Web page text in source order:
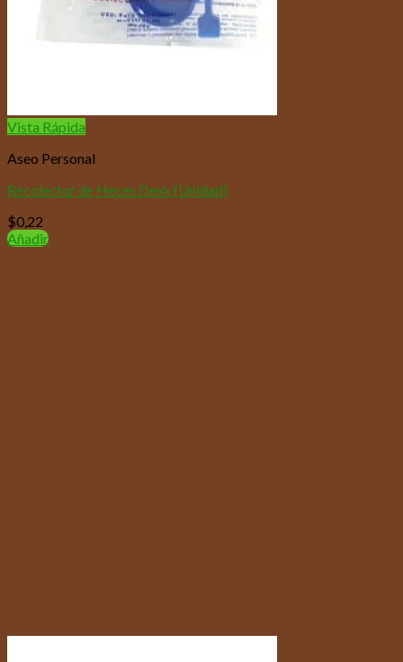
Vista Rápida
Aseo Personal
Recolector de Heces Dexx (Unidad)
$0,22
Añadir